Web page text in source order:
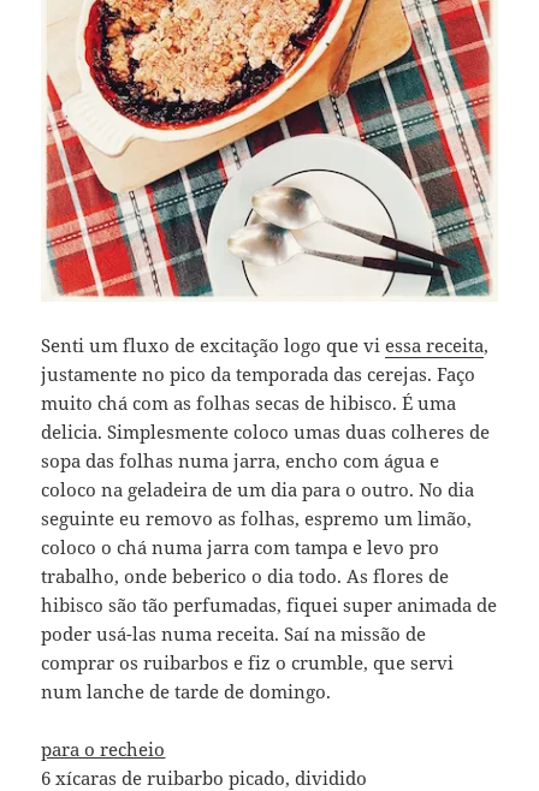
Senti um fluxo de excitação logo que viessa receita,
justamente no pico da temporada das cerejas. Faço
muito chá com as folhas secas de hibisco. É uma
delicia. Simplesmente coloco umas duas colheres de
sopa das folhas numa jarra, encho com água e
coloco na geladeira de um dia para o outro. No dia
seguinte eu removo as folhas, espremo um limão,
coloco o chá numa jarra com tampa e levo pro
trabalho, onde beberico o dia todo. As flores de
hibisco são tão perfumadas, fiquei super animada de
poder usá-las numa receita. Saí na missão de
comprar os ruibarbos e fiz o crumble, que servi
num lanche de tarde de domingo.
para o recheio
6 xícaras de ruibarbo picado, dividido